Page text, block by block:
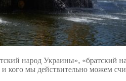
народ Украины», «братский
кого мы действительно можем